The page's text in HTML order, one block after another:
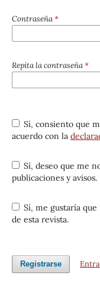
Contraseña*
Repita la contraseña*
Sí, consiento que mis datos se recopilen y se almacenen de
acuerdo con la
Sí, deseo que me notifiquen acerca de nuevas
publicaciones y avisos.
Sí, me gustaría que me contactaran para revisar artículos
de esta revista.
Registrarse